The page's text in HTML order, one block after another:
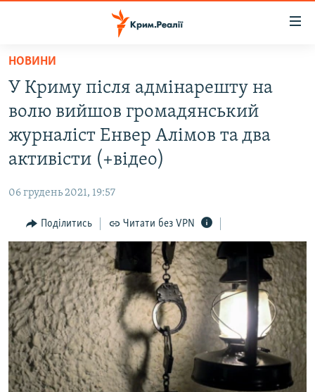
Перейти
основного
матеріалу
до
основної
Перейти
пошуку
ВОДА.КРИМ
ВІДЕО ТА ФОТО
ПОЛІТИКА
ПОГЛЯД
ІНТЕРВ'Ю
ВСЕ ЗА ДЕНЬ
СПЕЦПРОЕКТИ
ДЕПОРТАЦІЯ
ВІДЕОУРОКИ «ELIFBE»
СВІДЧЕННЯ ОКУПАЦІЇ
УКРАЇНСЬКА ПРОБЛЕМА КРИМУ
ЯК ОБІЙТИ БЛОКУВАННЯ
Русский
Qırımtatar
НОВИНИ
У Криму після адмінарешту на
волю вийшов громадянський
журналіст Енвер Алімов та два
активісти (+відео)
06 грудень 2021, 19:57
Поділитись Читати без VPN